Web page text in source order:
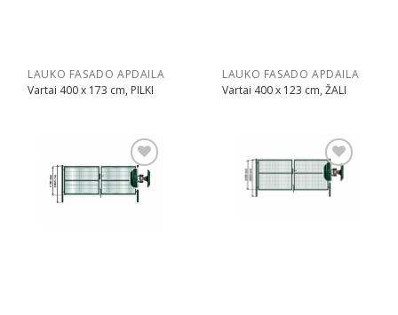
LAUKO FASADO APDAILA
Vartai 400 x 173 cm, PILKI
LAUKO FASADO APDAILA
Vartai 400 x 123 cm, ŽALI
Pridėti Pridėti